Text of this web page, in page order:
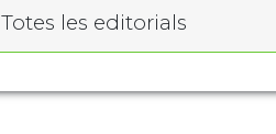
Totes les editorials